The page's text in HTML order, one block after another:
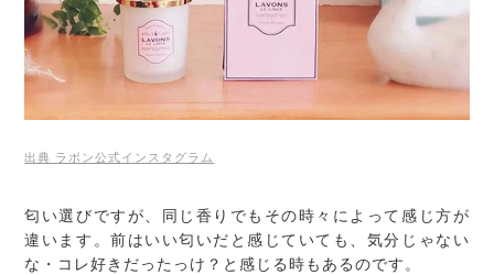
出典 ラボン公式インスタグラム
匂い選びですが、同じ香りでもその時々によって感じ方が
違います。前はいい匂いだと感じていても、気分じゃない
な・コレ好きだったっけ？と感じる時もあるのです。